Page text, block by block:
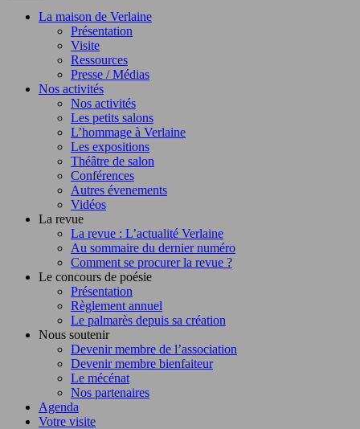
La maison de Verlaine
Présentation
Visite
Ressources
Presse / Médias
Nos activités
Nos activités
Les petits salons
L’hommage à Verlaine
Les expositions
Théâtre de salon
Conférences
Autres évenements
Vidéos
La revue
La revue : L’actualité Verlaine
Au sommaire du dernier numéro
Comment se procurer la revue ?
Le concours de poésie
Présentation
Règlement annuel
Le palmarès depuis sa création
Nous soutenir
Devenir membre de l’association
Devenir membre bienfaiteur
Le mécénat
Nos partenaires
Agenda
Votre visite